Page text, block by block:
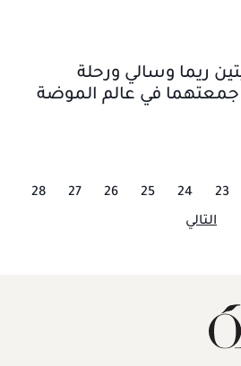
ريما وسالي ورحلة
في عالم الموضة
23
24
25
26
27
28
التالي